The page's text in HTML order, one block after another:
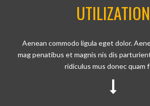
UTILIZATION
Aenean commodo ligula eget dolor.
mag penatibus et magnis nis dis
ridiculus mus donec quam